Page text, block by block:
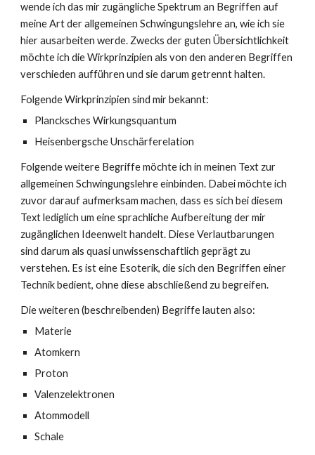
wende ich das mir zugängliche Spektrum an Begriffen auf
meine Art der allgemeinen Schwingungslehre an, wie ich sie
hier ausarbeiten werde. Zwecks der guten Übersichtlichkeit
möchte ich die Wirkprinzipien als von den anderen Begriffen
verschieden aufführen und sie darum getrennt halten.
Folgende Wirkprinzipien sind mir bekannt:
Plancksches Wirkungsquantum
Heisenbergsche Unschärferelation
Folgende weitere Begriffe möchte ich in meinen Text zur
allgemeinen Schwingungslehre einbinden. Dabei möchte ich
zuvor darauf aufmerksam machen, dass es sich bei diesem
Text lediglich um eine sprachliche Aufbereitung der mir
zugänglichen Ideenwelt handelt. Diese Verlautbarungen
sind darum als quasi unwissenschaftlich geprägt zu
verstehen. Es ist eine Esoterik, die sich den Begriffen einer
Technik bedient, ohne diese abschließend zu begreifen.
Die weiteren (beschreibenden) Begriffe lauten also:
Materie
Atomkern
Proton
Valenzelektronen
Atommodell
Schale